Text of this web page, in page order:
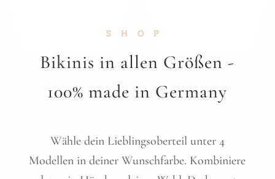
SHOP
Bikinis in allen Größen -
100% made in Germany
Wähle dein Lieblingsoberteil unter 4
Modellen in deiner Wunschfarbe. Kombiniere